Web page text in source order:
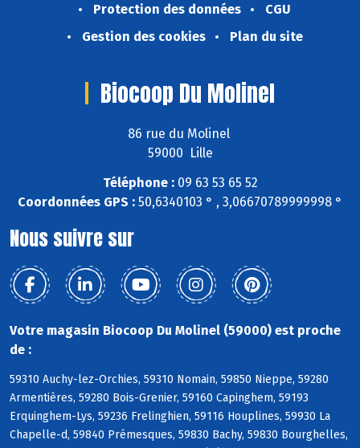
Protection des données
CGU
Gestion des cookies
Plan du site
Biocoop Du Molinel
86 rue du Molinel
59000 Lille
Téléphone :09 63 53 65 52
Coordonnées GPS : 50,6340103 ° , 3,06670789999998 °
Nous suivre sur
Votre magasin Biocoop Du Molinel (59000) est proche
de :
59310 Auchy-lez-Orchies, 59310 Nomain, 59850 Nieppe, 59280
Armentières, 59280 Bois-Grenier, 59160 Capinghem, 59193
Erquinghem-Lys, 59236 Frelinghien, 59116 Houplines, 59930 La
Chapelle-d, 59840 Prémesques, 59830 Bachy, 59830 Bourghelles,